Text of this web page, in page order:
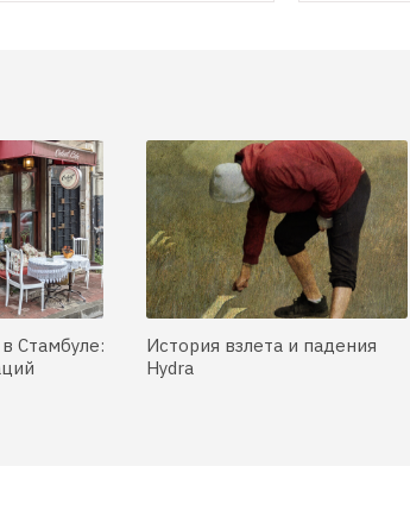
Стамбуле:
История взлета и падения
Hydra